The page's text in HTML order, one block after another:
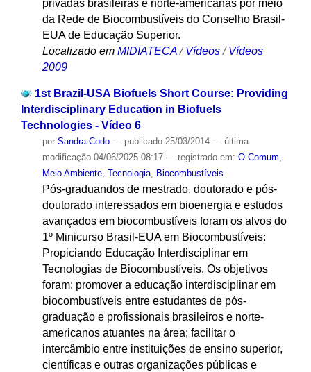
privadas brasileiras e norte-americanas por meio
da Rede de Biocombustíveis do Conselho Brasil-
EUA de Educação Superior.
Localizado em MIDIATECA /Vídeos /Vídeos
2009
1st Brazil-USA Biofuels Short Course: Providing
Interdisciplinary Education in Biofuels
Technologies - Vídeo 6
por Sandra Codo — publicado25/03/2014 — última
modificação04/06/2025 08:17 — registrado em: O Comum,
Meio Ambiente, Tecnologia, Biocombustíveis
Pós-graduandos de mestrado, doutorado e pós-
doutorado interessados em bioenergia e estudos
avançados em biocombustíveis foram os alvos do
1º Minicurso Brasil-EUA em Biocombustíveis:
Propiciando Educação Interdisciplinar em
Tecnologias de Biocombustíveis. Os objetivos
foram: promover a educação interdisciplinar em
biocombustíveis entre estudantes de pós-
graduação e profissionais brasileiros e norte-
americanos atuantes na área; facilitar o
intercâmbio entre instituições de ensino superior,
científicas e outras organizações públicas e